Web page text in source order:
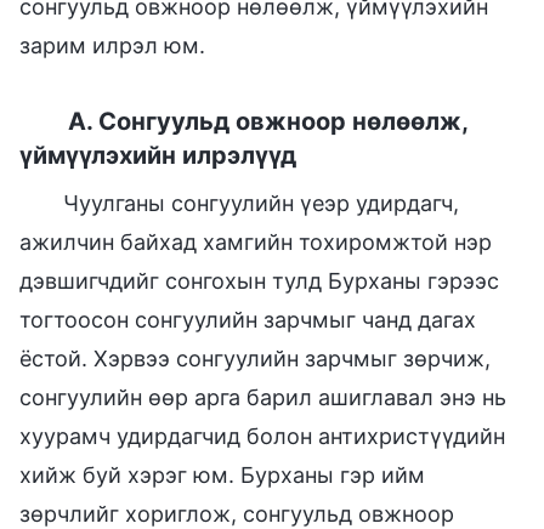
сонгуульд овжноор нөлөөлж, үймүүлэхийн
зарим илрэл юм.
A. Сонгуульд овжноор нөлөөлж,
үймүүлэхийн илрэлүүд
Чуулганы сонгуулийн үеэр удирдагч,
ажилчин байхад хамгийн тохиромжтой нэр
дэвшигчдийг сонгохын тулд Бурханы гэрээс
тогтоосон сонгуулийн зарчмыг чанд дагах
ёстой. Хэрвээ сонгуулийн зарчмыг зөрчиж,
сонгуулийн өөр арга барил ашиглавал энэ нь
хуурамч удирдагчид болон антихристүүдийн
хийж буй хэрэг юм. Бурханы гэр ийм
зөрчлийг хориглож, сонгуульд овжноор